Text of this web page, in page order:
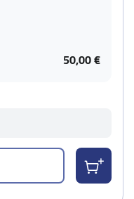
50,00 €